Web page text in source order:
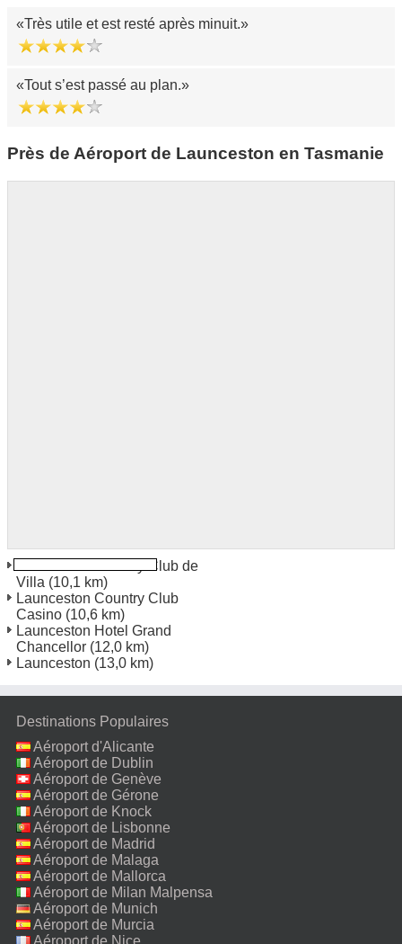
Très utile et est resté après minuit.
Tout s’est passé au plan.
Près de Aéroport de Launceston en Tasmanie
Launceston Country Club de
Villa (10,1 km)
Launceston Country Club
Casino (10,6 km)
Launceston Hotel Grand
Chancellor (12,0 km)
Launceston (13,0 km)
Destinations Populaires
Aéroport d'Alicante
Aéroport de Dublin
Aéroport de Genève
Aéroport de Gérone
Aéroport de Knock
Aéroport de Lisbonne
Aéroport de Madrid
Aéroport de Malaga
Aéroport de Mallorca
Aéroport de Milan Malpensa
Aéroport de Munich
Aéroport de Murcia
Aéroport de Nice